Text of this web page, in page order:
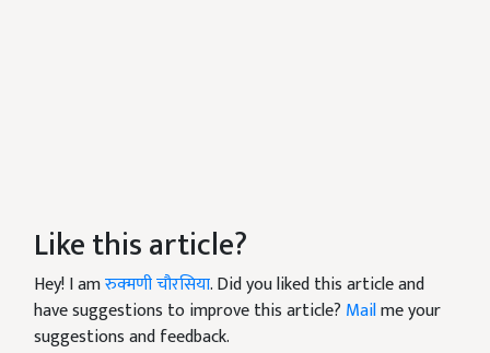
Like this article?
Hey! I amरुक्मणी चौरसिया. Did you liked this article and
have suggestions to improve this article? Mailme your
suggestions and feedback.